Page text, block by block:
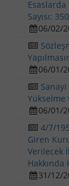
Esaslarda
Sayısı:
06/02/
06/01/
Yükselme
06/01/
4/7/
Giren
Verilecek
Hakkında
31/12/